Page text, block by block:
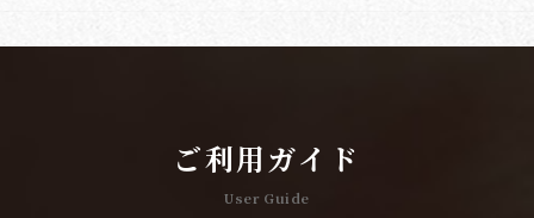
ご利用ガイド
User Guide